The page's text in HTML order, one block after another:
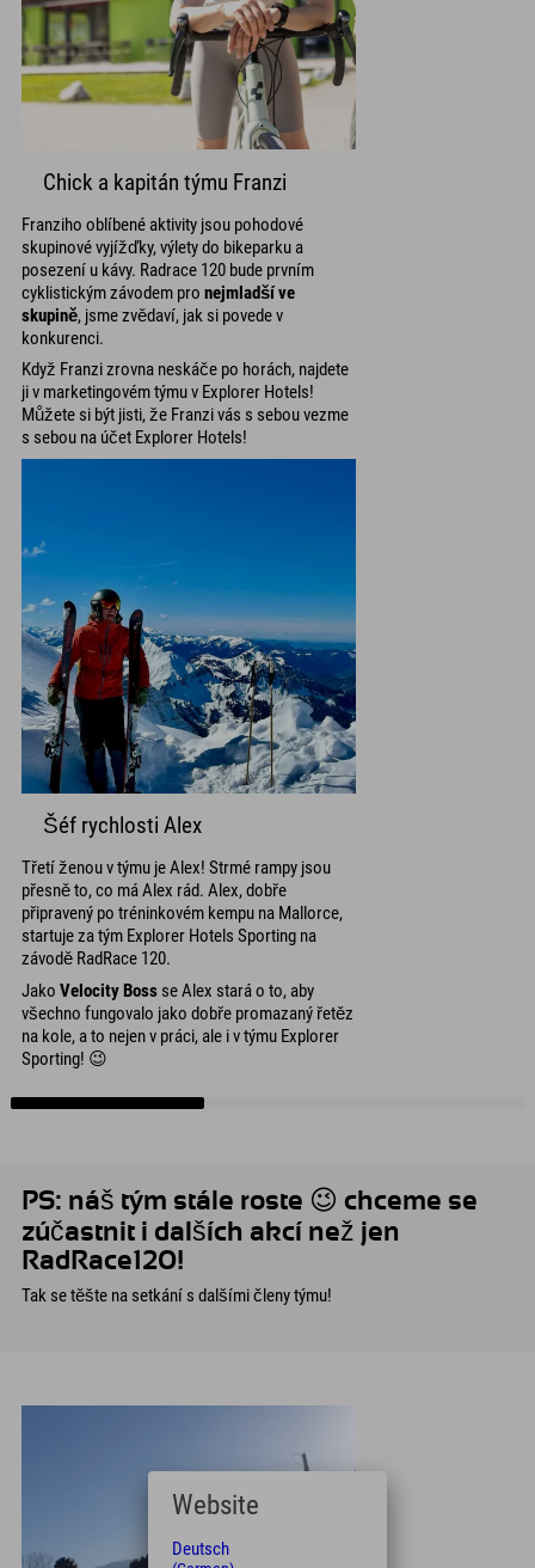
Chick a kapitán týmu Franzi
Franziho oblíbené aktivity jsou pohodové
skupinové vyjížďky, výlety do bikeparku a
posezení u kávy. Radrace 120 bude prvním
cyklistickým závodem pro nejmladší ve
skupině, jsme zvědaví, jak si povede v
konkurenci.
Když Franzi zrovna neskáče po horách, najdete
ji v marketingovém týmu v Explorer Hotels!
Můžete si být jisti, že Franzi vás s sebou vezme
s sebou na účet Explorer Hotels!
Šéf rychlosti Alex
Třetí ženou v týmu je Alex! Strmé rampy jsou
přesně to, co má Alex rád. Alex, dobře
připravený po tréninkovém kempu na Mallorce,
startuje za tým Explorer Hotels Sporting na
závodě RadRace 120.
Jako Velocity Boss se Alex stará o to, aby
všechno fungovalo jako dobře promazaný řetěz
na kole, a to nejen v práci, ale i v týmu Explorer
Sporting! 😉
PS: náš tým stále roste 😉 chceme se
zúčastnit i dalších akcí než jen
RadRace120!
Tak se těšte na setkání s dalšími členy týmu!
Website
Deutsch